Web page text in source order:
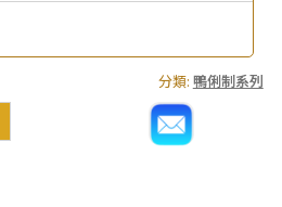
分類: 鴨俐制系列